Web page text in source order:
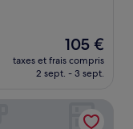
Le
nouveau
prix
de
105 €
105 €
taxes et frais compris
2 sept. - 3 sept.